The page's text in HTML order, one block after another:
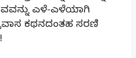
ಎಳೆ-ಎಳೆಯಾಗಿ
ಕಥನದಂತಹ ಸರಣಿ